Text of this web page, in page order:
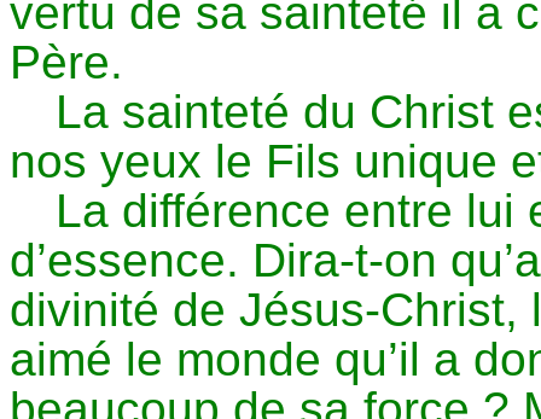
vertu de sa sainteté il a
Père.
La sainteté du Christ
nos yeux le Fils unique
La différence entre lui
d’essence. Dira-t-on
divinité de Jésus-Christ,
aimé le monde qu’il a